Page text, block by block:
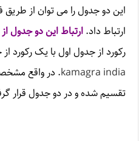
این دو جدول را می توان از
ارتباط داد.ارتباط این دو
رکورد از جدول اول با یک رکورد
kamagra india. در واقع
تقسیم شده و در دو جدول قرار